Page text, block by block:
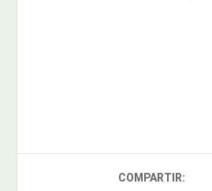
COMPARTIR: